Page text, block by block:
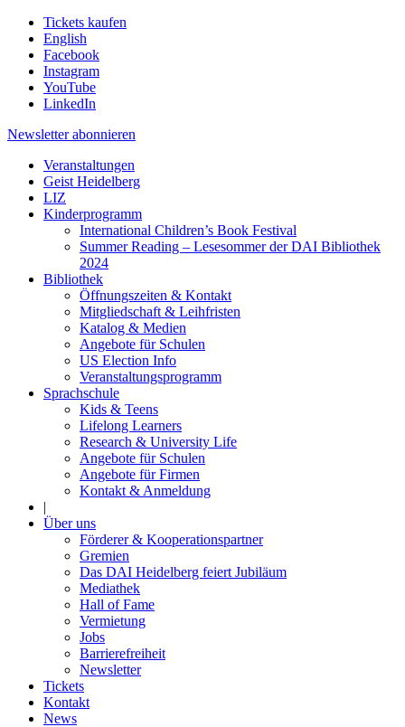
Tickets kaufen
English
Facebook
Instagram
YouTube
LinkedIn
Newsletter abonnieren
Veranstaltungen
Geist Heidelberg
LIZ
Kinderprogramm
International Children’s Book Festival
Summer Reading – Lesesommer der DAI Bibliothek
2024
Bibliothek
Öffnungszeiten & Kontakt
Mitgliedschaft & Leihfristen
Katalog & Medien
Angebote für Schulen
US Election Info
Veranstaltungsprogramm
Sprachschule
Kids & Teens
Lifelong Learners
Research & University Life
Angebote für Schulen
Angebote für Firmen
Kontakt & Anmeldung
|
Über uns
Förderer & Kooperationspartner
Gremien
Das DAI Heidelberg feiert Jubiläum
Mediathek
Hall of Fame
Vermietung
Jobs
Barrierefreiheit
Newsletter
Tickets
Kontakt
News